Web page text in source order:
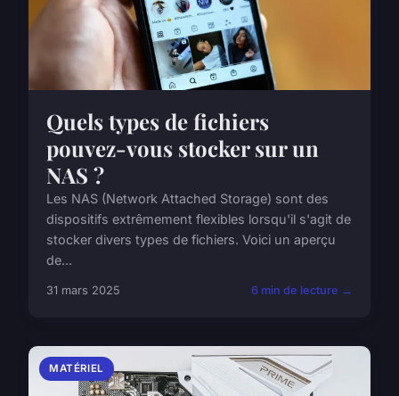
Quels types de fichiers
pouvez-vous stocker sur un
NAS ?
Les NAS (Network Attached Storage) sont des
dispositifs extrêmement flexibles lorsqu'il s'agit de
stocker divers types de fichiers. Voici un aperçu
de...
31 mars 2025 6 min de lecture →
MATÉRIEL